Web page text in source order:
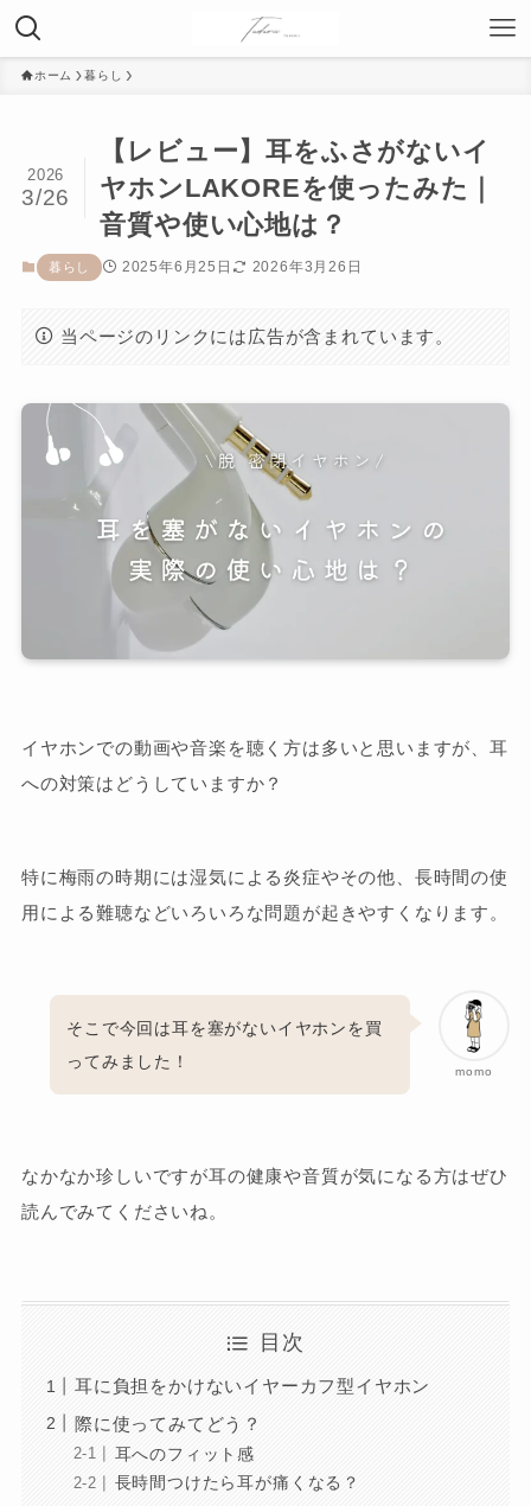
ホーム 暮らし
【レビュー】耳をふさがないイ
ヤホンLAKOREを使ったみた｜
音質や使い心地は？
2026
3/26
暮らし 2025年6月25日 2026年3月26日
当ページのリンクには広告が含まれています。
イヤホンでの動画や音楽を聴く方は多いと思いますが、耳
への対策はどうしていますか？
特に梅雨の時期には湿気による炎症やその他、長時間の使
用による難聴などいろいろな問題が起きやすくなります。
momo
そこで今回は耳を塞がないイヤホンを買
ってみました！
なかなか珍しいですが耳の健康や音質が気になる方はぜひ
読んでみてくださいね。
目次
耳に負担をかけないイヤーカフ型イヤホン
際に使ってみてどう？
耳へのフィット感
長時間つけたら耳が痛くなる？